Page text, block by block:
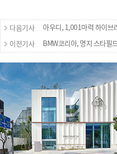
다음기사 아우디, 1,001마력 하이브
이전기사 BMW코리아, 명지 스타필